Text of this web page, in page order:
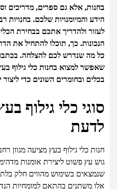
בחנות, אלא גם ספרים, מדריכים
הידע והמיומנויות שלכם. בחנויות
לעזור ולהדריך אתכם בבחירת
הנכונות. כך, תוכלו להתחיל את
כל מה שנדרש לכם להצלחה.
שאפשר למצוא בחנות כלי גילוף
בכלים ובחומרים השונים כדי ליצור
סוגי כלי גילוף
לדעת
חנות כלי גילוף בעץ מציעה מגוון
גוש עץ פשוט ליצירת אומנות
שנמצאים בשימוש מהווים חלק
אלו משתנים בהתאם למומחיות